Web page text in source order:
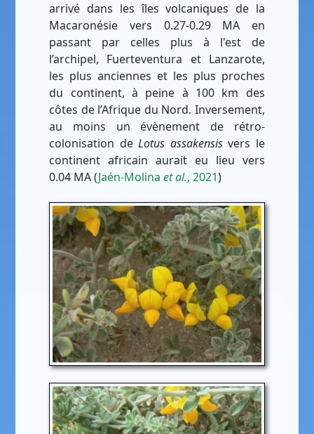
arrivé dans les îles volcaniques de la
Macaronésie vers 0.27-0.29 MA en
passant par celles plus à l'est de
l’archipel, Fuerteventura et Lanzarote,
les plus anciennes et les plus proches
du continent, à peine à 100 km des
côtes de l’Afrique du Nord. Inversement,
au moins un évènement de rétro-
colonisation deLotus assakensisvers le
continent africain aurait eu lieu vers
0.04 MA (Jaén-Molinaet al., 2021)